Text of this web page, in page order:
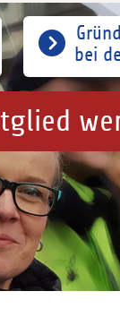
bei